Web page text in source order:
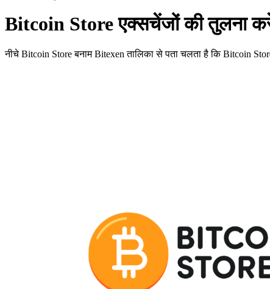
Bitcoin Store एक्सचेंजों की तुलना
नीचे Bitcoin Store बनाम Bitexen तालिका से पता चलता है कि Bitcoin